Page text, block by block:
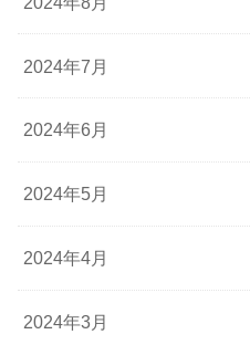
2024年7月
2024年6月
2024年5月
2024年4月
2024年3月